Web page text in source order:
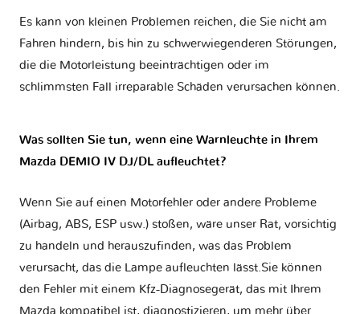
Es kann von kleinen Problemen reichen, die Sie nicht am
Fahren hindern, bis hin zu schwerwiegenderen Störungen,
die die Motorleistung beeinträchtigen oder im
schlimmsten Fall irreparable Schäden verursachen können.
Was sollten Sie tun, wenn eine Warnleuchte in Ihrem
Mazda DEMIO IV DJ/DL aufleuchtet?
Wenn Sie auf einen Motorfehler oder andere Probleme
(Airbag, ABS, ESP usw.) stoßen, wäre unser Rat, vorsichtig
zu handeln und herauszufinden, was das Problem
verursacht, das die Lampe aufleuchten lässt.Sie können
den Fehler mit einem Kfz-Diagnosegerät, das mit Ihrem
Mazda kompatibel ist, diagnostizieren, um mehr über